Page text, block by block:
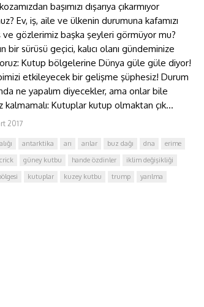
başımızı dışarıya çıkarmıyor
Ev, iş, aile ve ülkenin durumuna kafamızı
ve gözlerimiz başka şeyleri görmüyor mu?
bir sürüsü geçici, kalıcı olanı gündeminize
Kutup bölgelerine Dünya güle güle diyor!
etkileyecek bir gelişme şüphesiz! Durum
ne yapalım diyecekler, ama onlar bile
kalmamalı: Kutuplar kutup olmaktan çık...
2017
antarktika arı arılar buz dağı dna
erime
güney kutbu hande özdinler
iklim değişikliği
kutuplar kuzey kutbu trump yarılma